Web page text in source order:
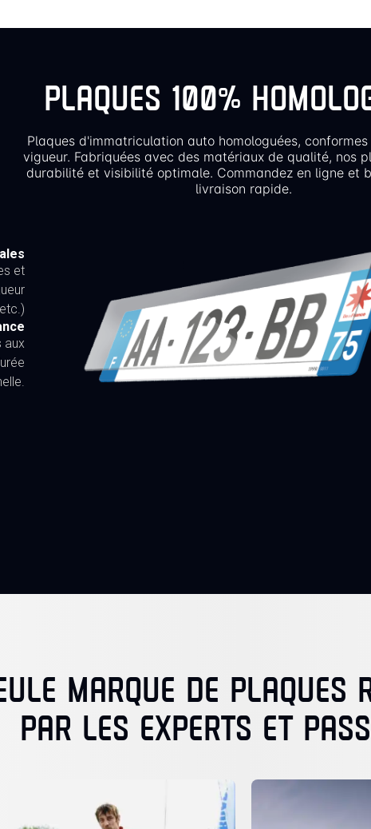
PLAQUES 100%
Plaques d'immatriculation auto homologuées, conformes
vigueur. Fabriquées avec des matériaux de qualité, nos
durabilité et visibilité optimale. Commandez en ligne et
livraison rapide.
et
aux
MARQUE DE PLAQUES
PAR LES EXPERTS ET